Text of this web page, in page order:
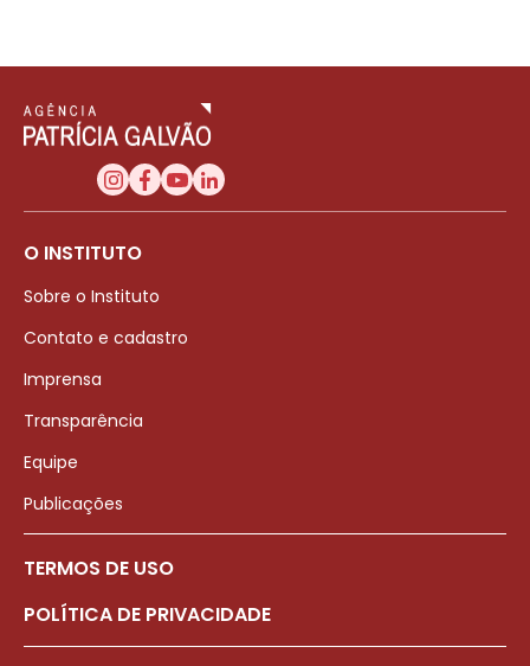
O INSTITUTO
Sobre o Instituto
Contato e cadastro
Imprensa
Transparência
Equipe
Publicações
TERMOS DE USO
POLÍTICA DE PRIVACIDADE